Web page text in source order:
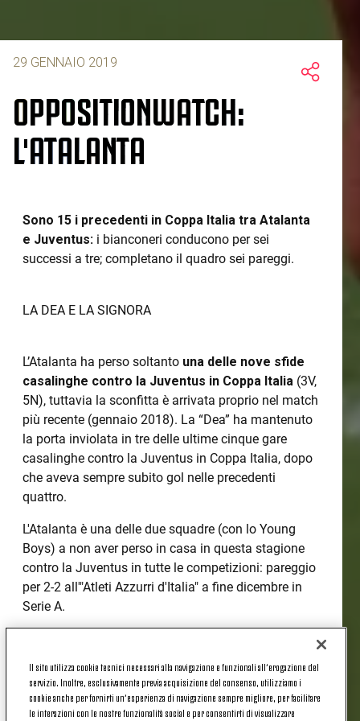
29 GENNAIO 2019
OPPOSITIONWATCH:
L'ATALANTA
Sono 15 i precedenti in Coppa Italia tra Atalanta
e Juventus: i bianconeri conducono per sei
successi a tre; completano il quadro sei pareggi.
LA DEA E LA SIGNORA
L’Atalanta ha perso soltanto una delle nove sfide
casalinghe contro la Juventus in Coppa Italia (3V,
5N), tuttavia la sconfitta è arrivata proprio nel match
più recente (gennaio 2018). La “Dea” ha mantenuto
la porta inviolata in tre delle ultime cinque gare
casalinghe contro la Juventus in Coppa Italia, dopo
che aveva sempre subito gol nelle precedenti
quattro.
L'Atalanta è una delle due squadre (con lo Young
Boys) a non aver perso in casa in questa stagione
contro la Juventus in tutte le competizioni: pareggio
per 2-2 all'"Atleti Azzurri d'Italia" a fine dicembre in
Serie A.
L’Atalanta ha trovato il gol in 14 delle ultime 16
Il sito utilizza cookie tecnici necessari alla navigazione e funzionali all’erogazione del
servizio. Inoltre, esclusivamente previa acquisizione del consenso, utilizziamo i
cookie anche per fornirti un’esperienza di navigazione sempre migliore, per facilitare
le interazioni con le nostre funzionalità social e per consentirti di visualizzare